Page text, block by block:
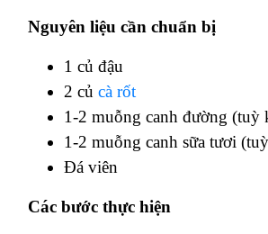
Nguyên liệu cần chuẩn bị
1 củ đậu
2 củ cà rốt
1-2 muỗng canh đường (tuỳ
1-2 muỗng canh sữa tươi
Đá viên
Các bước thực hiện